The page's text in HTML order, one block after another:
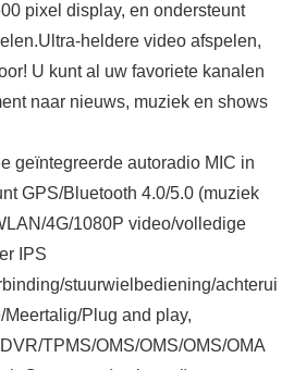
pixel display, en ondersteunt
heldere video afspelen,
U kunt al uw favoriete kanalen
naar nieuws, muziek en shows
geïntegreerde autoradio MIC in
GPS/Bluetooth 4.0/5.0 (muziek
4G/1080P video/volledige
IPS
stuurwielbediening/achterui
Plug and play,
TPMS/OMS/OMS/OMS/OMA